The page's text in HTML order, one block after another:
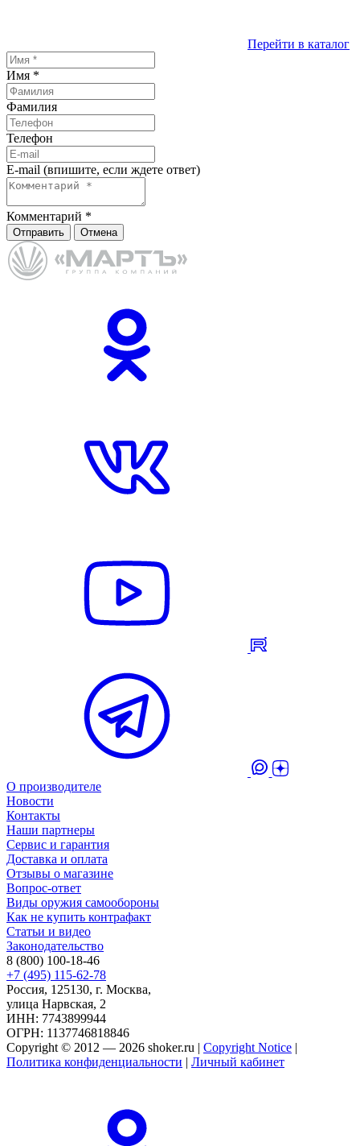
Перейти в каталог
Имя *
Фамилия
Телефон
E-mail (впишите, если ждете ответ)
Комментарий *
Отправить Отмена
О производителе
Новости
Контакты
Наши партнеры
Сервис и гарантия
Доставка и оплата
Отзывы о магазине
Вопрос-ответ
Виды оружия самообороны
Как не купить контрафакт
Статьи и видео
Законодательство
8 (800) 100-18-46
+7 (495) 115-62-78
Россия, 125130, г. Москва,
улица Нарвская, 2
ИНН: 7743899944
ОГРН: 1137746818846
Copyright © 2012 — 2026 shoker.ru | Copyright Notice |
Политика конфиденциальности | Личный кабинет